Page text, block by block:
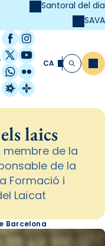
Santoral del dia
SAVA
Facebook
Instagram
X / Twitter
YouTube
WhatsApp
Flickr
Radio Estel
Catalunya
CA Cerca
laics
membre de la
de la
Formació i
Laïcat
Barcelona